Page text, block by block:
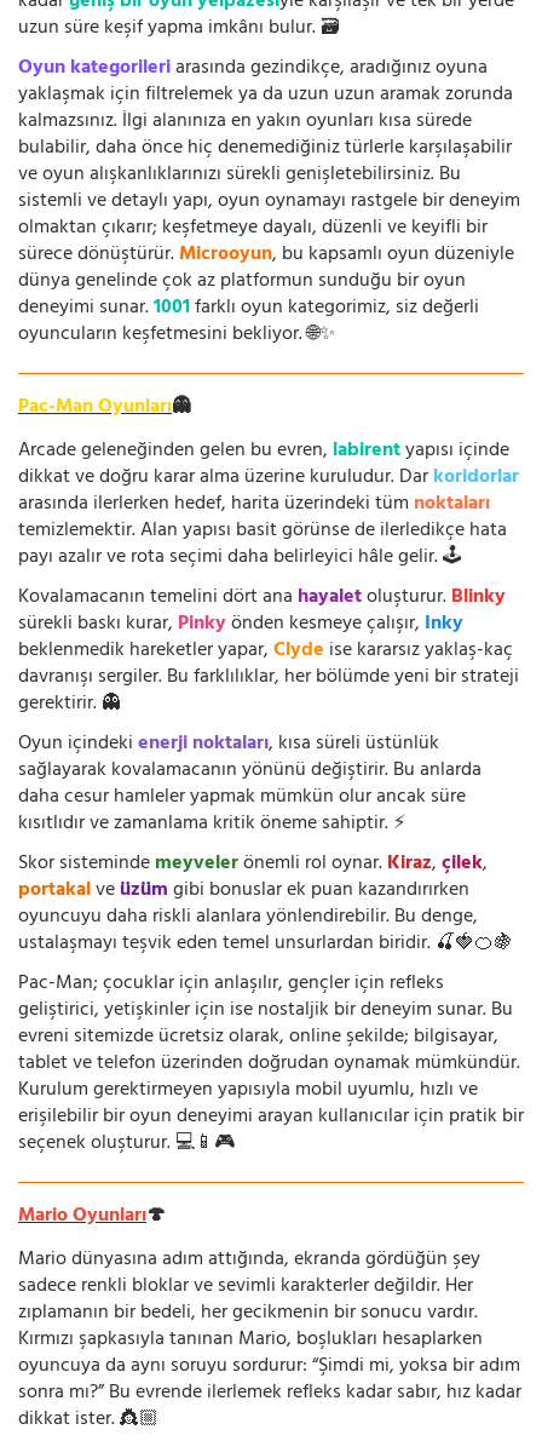
uzun süre keşif yapma imkânı bulur. 🗃️
Oyun kategorileriarasında gezindikçe, aradığınız oyuna
yaklaşmak için filtrelemek ya da uzun uzun aramak zorunda
kalmazsınız. İlgi alanınıza en yakın oyunları kısa sürede
bulabilir, daha önce hiç denemediğiniz türlerle karşılaşabilir
ve oyun alışkanlıklarınızı sürekli genişletebilirsiniz. Bu
sistemli ve detaylı yapı, oyun oynamayı rastgele bir deneyim
olmaktan çıkarır; keşfetmeye dayalı, düzenli ve keyifli bir
sürece dönüştürür.Microoyun, bu kapsamlı oyun düzeniyle
dünya genelinde çok az platformun sunduğu bir oyun
deneyimi sunar.1001farklı oyun kategorimiz, siz değerli
oyuncuların keşfetmesini bekliyor. 🌐✨
Pac-Man Oyunları👻
Arcade geleneğinden gelen bu evren, labirentyapısı içinde
dikkat ve doğru karar alma üzerine kuruludur. Darkoridorlar
arasında ilerlerken hedef, harita üzerindeki tüm noktaları
temizlemektir. Alan yapısı basit görünse de ilerledikçe hata
payı azalır ve rota seçimi daha belirleyici hâle gelir. 🕹️
Kovalamacanın temelini dört ana hayaletoluşturur.Blinky
sürekli baskı kurar, Pinkyönden kesmeye çalışır, Inky
beklenmedik hareketler yapar,Clyde ise kararsız yaklaş-kaç
davranışı sergiler. Bu farklılıklar, her bölümde yeni bir strateji
gerektirir. 👻
Oyun içindekienerji noktaları, kısa süreli üstünlük
sağlayarak kovalamacanın yönünü değiştirir. Bu anlarda
daha cesur hamleler yapmak mümkün olur ancak süre
kısıtlıdır ve zamanlama kritik öneme sahiptir. ⚡
Skor sistemindemeyvelerönemli rol oynar.Kiraz,çilek,
portakalveüzümgibi bonuslar ek puan kazandırırken
oyuncuyu daha riskli alanlara yönlendirebilir. Bu denge,
ustalaşmayı teşvik eden temel unsurlardan biridir. 🍒🍓🍊🍇
Pac-Man; çocuklar için anlaşılır, gençler için refleks
geliştirici, yetişkinler için ise nostaljik bir deneyim sunar. Bu
evreni sitemizde ücretsiz olarak, online şekilde; bilgisayar,
tablet ve telefon üzerinden doğrudan oynamak mümkündür.
Kurulum gerektirmeyen yapısıyla mobil uyumlu, hızlı ve
erişilebilir bir oyun deneyimi arayan kullanıcılar için pratik bir
seçenek oluşturur. 💻📱🎮
Mario Oyunları🍄
Mario dünyasına adım attığında, ekranda gördüğün şey
sadece renkli bloklar ve sevimli karakterler değildir. Her
zıplamanın bir bedeli, her gecikmenin bir sonucu vardır.
Kırmızı şapkasıyla tanınan Mario, boşlukları hesaplarken
oyuncuya da aynı soruyu sordurur: “Şimdi mi, yoksa bir adım
sonra mı?” Bu evrende ilerlemek refleks kadar sabır, hız kadar
dikkat ister. 👸🏼